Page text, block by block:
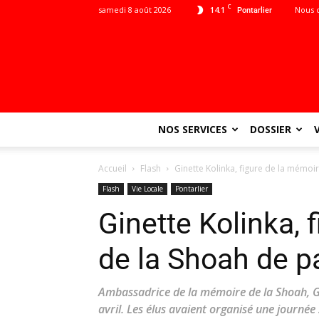
14.1 C Pontarlier
samedi 8 août 2026 Nous
NOS SERVICES DOSSIER
Accueil Flash Ginette Kolinka, figure de la
Flash Vie Locale Pontarlier
Ginette Kolinka,
de la Shoah de
Ambassadrice de la mémoire de la
avril. Les élus avaient organisé une